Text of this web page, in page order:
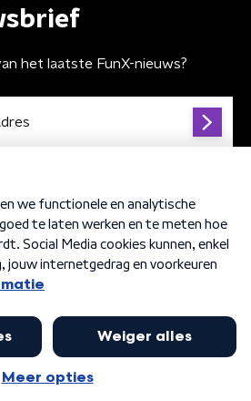
het laatste FunX-nieuws?
Privacybeleid